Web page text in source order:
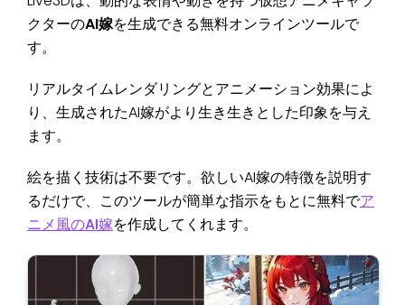
クターのAI嫁を生成できる無料オンラインツールで
す。
リアルタイムレンダリングとアニメーション効果によ
り、生成されたAI嫁がより生き生きとした印象を与え
ます。
絵を描く技術は不要です。欲しいAI嫁の特徴を説明す
るだけで、このツールが簡単な指示をもとに無料でア
ニメ風のAI嫁を作成してくれます。